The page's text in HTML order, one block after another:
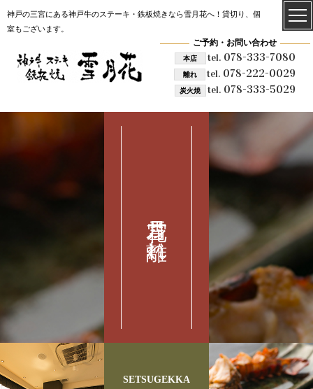
神戸の三宮にある神戸牛のステーキ・鉄板焼きなら雪月花へ！貸切り、個
室もございます。
ご予約・お問い合わせ
本店 tel.078-333-7080
離れ tel. 078-222-0029
炭火焼 tel.078-333-5029
雪月花 離れ
SETSUGEKKA